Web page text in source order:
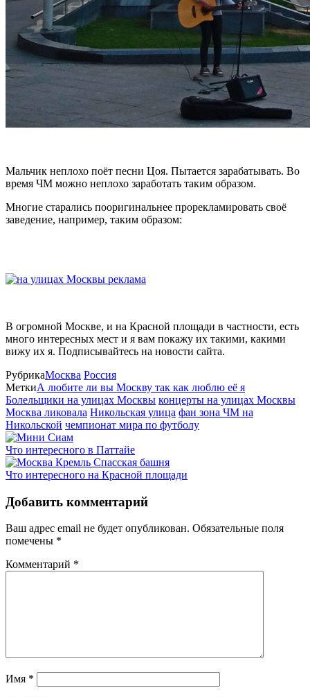
Мальчик неплохо поёт песни Цоя. Пытается зарабатывать. Во
время ЧМ можно неплохо заработать таким образом.
Многие старались пооригинальнее прорекламировать своё
заведение, например, таким образом:
В огромной Москве, и на Красной площади в частности, есть
много интересных мест и я вам покажу их такими, какими
вижу их я. Подписывайтесь на новости сайта.
РубрикаМосква Россия
МеткиА любите ли вы Москву так как люблю её я
Болельщики на улицах Москвы концерты на улицах Москвы
Москва ликовала Никольская улица фан зона ЧМ на
Никольской чемпионат мира по футболу
Что интересного в Паттайе
Что интересного на Красной площади
Добавить комментарий
Ваш адрес email не будет опубликован. Обязательные поля
помечены *
Комментарий *
Имя *